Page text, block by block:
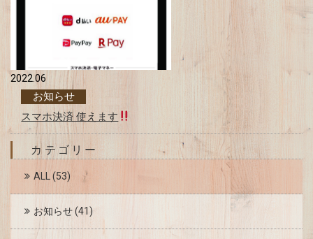
2022.06
お知らせ
スマホ決済 使えます
カテゴリー
ALL (53)
お知らせ(41)